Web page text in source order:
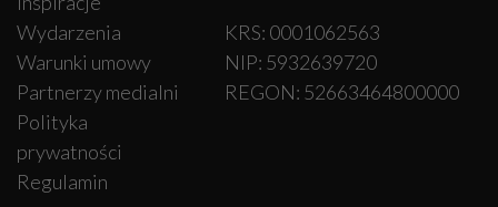
Wydarzenia
Warunki umowy
Partnerzy medialni
Polityka
prywatności
Regulamin
KRS: 0001062563
NIP: 5932639720
REGON: 52663464800000